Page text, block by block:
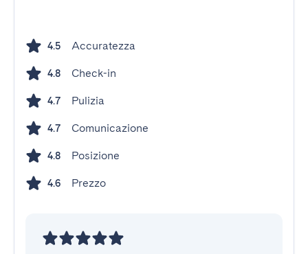
4.5 Accuratezza
4.8 Check-in
4.7 Pulizia
4.7 Comunicazione
4.8 Posizione
4.6 Prezzo